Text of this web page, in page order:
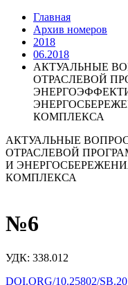
Главная
Архив номеров
2018
06.2018
АКТУАЛЬНЫЕ
ОТРАСЛЕВОЙ
КОМПЛЕКСА
АКТУАЛЬНЫЕ
ОТРАСЛЕВОЙ
И
КОМПЛЕКСА
№6
УДК: 338.012
DOI.ORG/10.25802/